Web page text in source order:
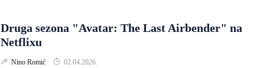
Druga sezona "Avatar: The Last Airbender" na
Netflixu
Nino Romić 02.04.2026.